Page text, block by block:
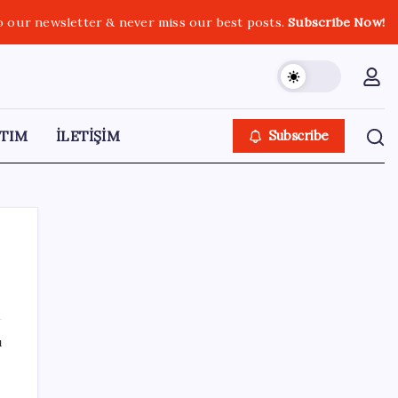
our newsletter & never miss our best posts.Subscribe Now!
İLETİŞİM Subscribe